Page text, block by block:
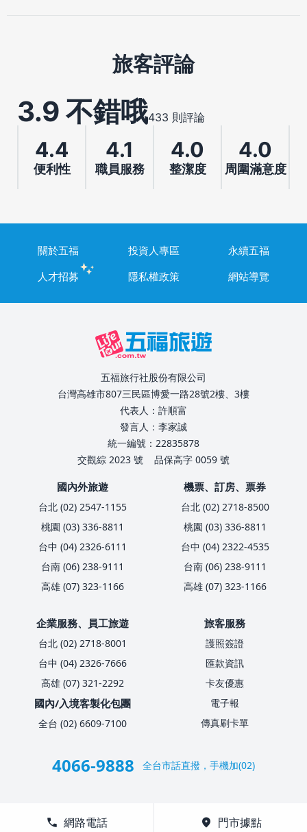
旅客評論
3.9 不錯哦433 則評論
4.4
便利性
4.1
職員服務
4.0
整潔度
4.0
周圍滿意度
關於五福 投資人專區
永續五福
人才招募
隱私權政策 網站導覽
五福旅行社股份有限公司
台灣高雄市807三民區博愛一路28號2樓、3樓
代表人：許順富
發言人：李家誠
統一編號：22835878
交觀綜 2023 號
品保高字 0059 號
國內外旅遊
台北 (02) 2547-1155
桃園 (03) 336-8811
台中 (04) 2326-6111
台南 (06) 238-9111
高雄 (07) 323-1166
機票、訂房、票券
台北 (02) 2718-8500
桃園 (03) 336-8811
台中 (04) 2322-4535
台南 (06) 238-9111
高雄 (07) 323-1166
企業服務、員工旅遊
台北 (02) 2718-8001
台中 (04) 2326-7666
高雄 (07) 321-2292
國內/入境客製化包團
全台 (02) 6609-7100
旅客服務
護照簽證
匯款資訊
卡友優惠
電子報
傳真刷卡單
4066-9888 全台市話直撥，手機加(02)
call 網路電話 location_on 門市據點